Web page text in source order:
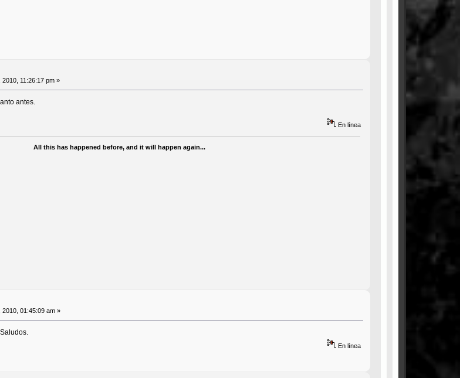
2010, 11:26:17 pm »
antes.
En línea
All this has happened before, and it will happen again...
2010, 01:45:09 am »
En línea